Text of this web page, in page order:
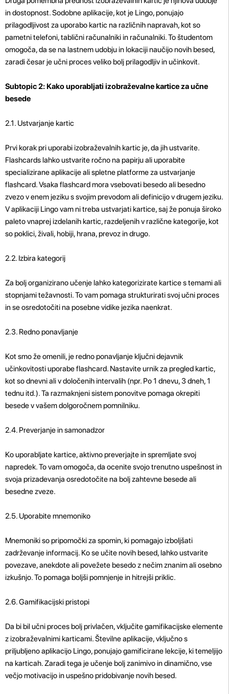
in dostopnost. Sodobne aplikacije, kot je Lingo, ponujajo
prilagodljivost za uporabo kartic na različnih napravah, kot so
pametni telefoni, tablični računalniki in računalniki. To študentom
omogoča, da se na lastnem udobju in lokaciji naučijo novih besed,
zaradi česar je učni proces veliko bolj prilagodljiv in učinkovit.
Subtopic 2: Kako uporabljati izobraževalne kartice za učne
besede
2.1. Ustvarjanje kartic
Prvi korak pri uporabi izobraževalnih kartic je, da jih ustvarite.
Flashcards lahko ustvarite ročno na papirju ali uporabite
specializirane aplikacije ali spletne platforme za ustvarjanje
flashcard. Vsaka flashcard mora vsebovati besedo ali besedno
zvezo v enem jeziku s svojim prevodom ali definicijo v drugem jeziku.
V aplikaciji Lingo vam ni treba ustvarjati kartice, saj že ponuja široko
paleto vnaprej izdelanih kartic, razdeljenih v različne kategorije, kot
so poklici, živali, hobiji, hrana, prevoz in drugo.
2.2. Izbira kategorij
Za bolj organizirano učenje lahko kategorizirate kartice s temami ali
stopnjami težavnosti. To vam pomaga strukturirati svoj učni proces
in se osredotočiti na posebne vidike jezika naenkrat.
2.3. Redno ponavljanje
Kot smo že omenili, je redno ponavljanje ključni dejavnik
učinkovitosti uporabe flashcard. Nastavite urnik za pregled kartic,
kot so dnevni ali v določenih intervalih (npr. Po 1 dnevu, 3 dneh, 1
tednu itd.). Ta razmaknjeni sistem ponovitve pomaga okrepiti
besede v vašem dolgoročnem pomnilniku.
2.4. Preverjanje in samonadzor
Ko uporabljate kartice, aktivno preverjajte in spremljate svoj
napredek. To vam omogoča, da ocenite svojo trenutno uspešnost in
svoja prizadevanja osredotočite na bolj zahtevne besede ali
besedne zveze.
2.5. Uporabite mnemoniko
Mnemoniki so pripomočki za spomin, ki pomagajo izboljšati
zadrževanje informacij. Ko se učite novih besed, lahko ustvarite
povezave, anekdote ali povežete besedo z nečim znanim ali osebno
izkušnjo. To pomaga boljši pomnjenje in hitrejši priklic.
2.6. Gamifikacijski pristopi
Da bi bil učni proces bolj privlačen, vključite gamifikacijske elemente
z izobraževalnimi karticami. Številne aplikacije, vključno s
priljubljeno aplikacijo Lingo, ponujajo gamificirane lekcije, ki temeljijo
na karticah. Zaradi tega je učenje bolj zanimivo in dinamično, vse
večjo motivacijo in uspešno pridobivanje novih besed.